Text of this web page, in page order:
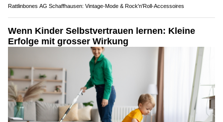
Rattlinbones AG Schaffhausen: Vintage-Mode & Rock'n'Roll-Accessoires
Wenn Kinder Selbstvertrauen lernen: Kleine
Erfolge mit grosser Wirkung